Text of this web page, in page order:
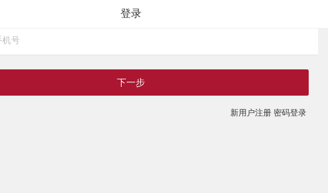
登录
下一步
新用户注册 密码登录